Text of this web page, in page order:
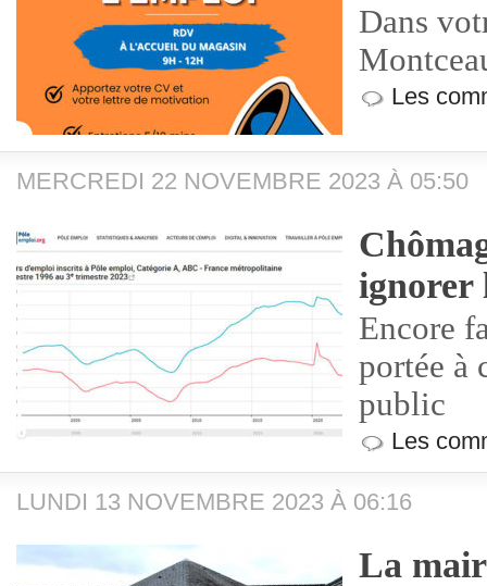
Dans
Les
MERCREDI 22 NOVEMBRE 2023 À 05:50
ignorer
Encore
portée à
public
Les
LUNDI 13 NOVEMBRE 2023 À 06:16
La